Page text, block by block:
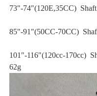
73"-74"(120E,35CC)
85"-91"(50CC-70CC)
101"-116"(120cc-170cc)
62g